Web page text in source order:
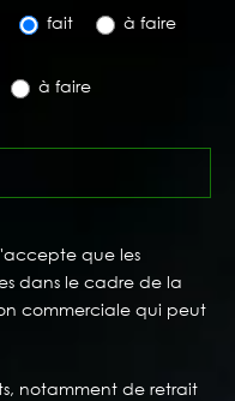
fait à faire
à faire
que les
dans le cadre de la
commerciale qui peut
notamment de retrait